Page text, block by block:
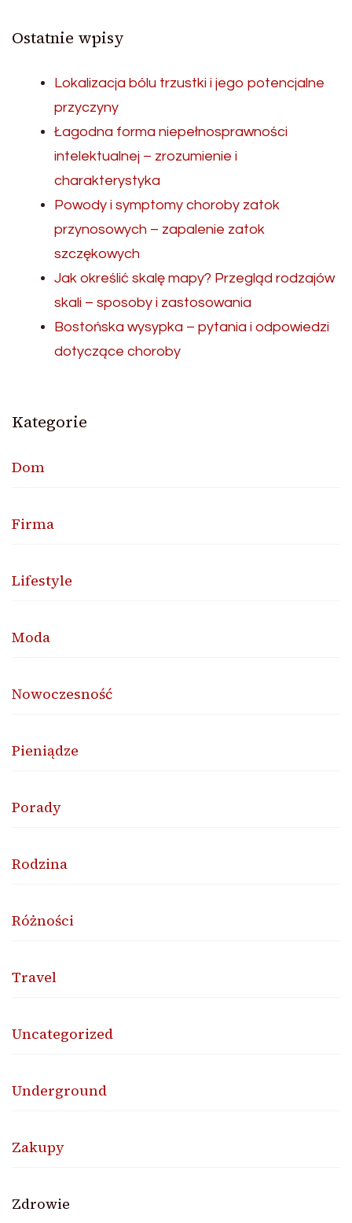
Ostatnie wpisy
Lokalizacja bólu trzustki i jego potencjalne
przyczyny
Łagodna forma niepełnosprawności
intelektualnej – zrozumienie i
charakterystyka
Powody i symptomy choroby zatok
przynosowych – zapalenie zatok
szczękowych
Jak określić skalę mapy? Przegląd rodzajów
skali – sposoby i zastosowania
Bostońska wysypka – pytania i odpowiedzi
dotyczące choroby
Kategorie
Dom
Firma
Lifestyle
Moda
Nowoczesność
Pieniądze
Porady
Rodzina
Różności
Travel
Uncategorized
Underground
Zakupy
Zdrowie